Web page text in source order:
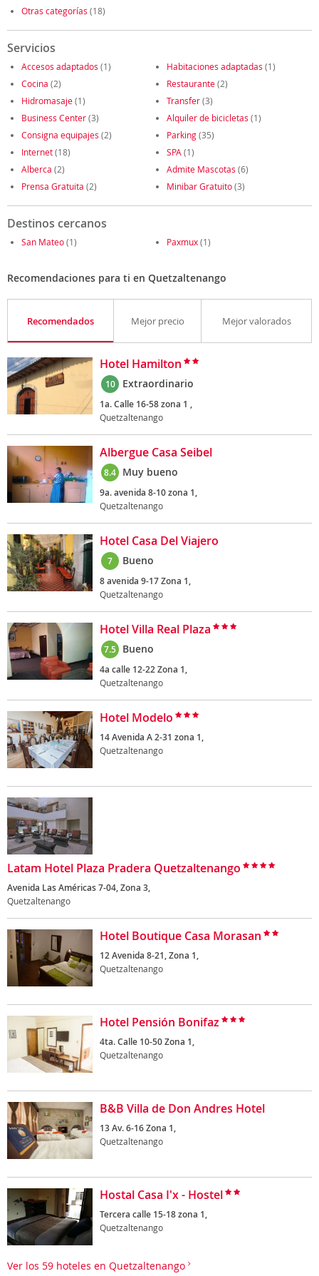
Otras categorías (18)
Servicios
Accesos adaptados (1) Habitaciones adaptadas (1)
Cocina (2) Restaurante(2)
Hidromasaje(1) Transfer(3)
Business Center(3) Alquiler de bicicletas (1)
Consigna equipajes (2) Parking(35)
Internet(18) SPA (1)
Alberca (2) Admite Mascotas (6)
Prensa Gratuita (2) Minibar Gratuito(3)
Destinos cercanos
San Mateo(1) Paxmux(1)
Recomendaciones para ti en Quetzaltenango
Recomendados Mejor precio Mejor valorados
Hotel Hamilton
10 Extraordinario
1a. Calle 16-58 zona 1 ,
Quetzaltenango
Albergue Casa Seibel
8.4 Muy bueno
9a. avenida 8-10 zona 1,
Quetzaltenango
Hotel Casa Del Viajero
7 Bueno
8 avenida 9-17 Zona 1,
Quetzaltenango
Hotel Villa Real Plaza
7.5 Bueno
4a calle 12-22 Zona 1,
Quetzaltenango
Hotel Modelo
14 Avenida A 2-31 zona 1,
Quetzaltenango
Latam Hotel Plaza Pradera Quetzaltenango
Avenida Las Américas 7-04, Zona 3,
Quetzaltenango
Hotel Boutique Casa Morasan
12 Avenida 8-21, Zona 1,
Quetzaltenango
Hotel Pensión Bonifaz
4ta. Calle 10-50 Zona 1,
Quetzaltenango
B&B Villa de Don Andres Hotel
13 Av. 6-16 Zona 1,
Quetzaltenango
Hostal Casa I'x - Hostel
Tercera calle 15-18 zona 1,
Quetzaltenango
Ver los 59 hoteles en Quetzaltenango